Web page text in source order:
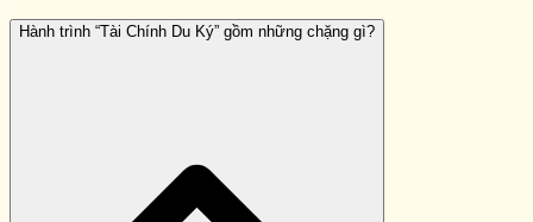
Hành trình “Tài Chính Du Ký” gồm những chặng gì?